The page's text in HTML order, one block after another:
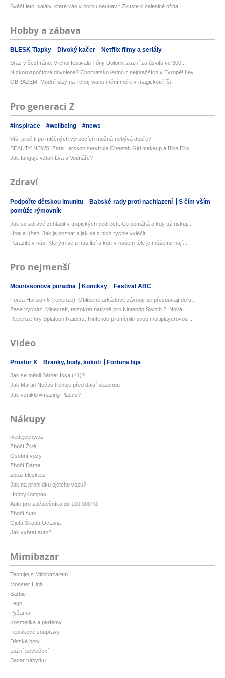
Svěží letní saláty, které vás v horku neunaví: Zkuste k zelenině přida...
Hobby a zábava
BLESK Tlapky Divoký kačer Netflix filmy a seriály
Sraz v šest ráno. Vrchol festivalu Tóny Dolomit zazní za úsvitu ve 300...
Nízkorozpočtová dovolená? Chorvatsko jedno z nejdražších v Evropě! Lev...
OBRAZEM: Modré slzy na Tchaj-wanu mění moře v magickou říši
Pro generaci Z
#inspirace #wellbeing #news
Víš, proč ti po mléčných výrobcích možná nebývá dobře?
BEAUTY NEWS: Zara Larsson servíruje Cheetah Girl makeup a Billie Eilis...
Jak funguje vztah Lva a Vodnáře?
Zdraví
Podpořte dětskou imunitu Babské rady proti nachlazení
S čím vším
pomůže rýmovník
Jak se zdravě zchladit v tropických vedrech: Co pomáhá a kdy už riskuj...
Úpal a úžeh: Jak je poznat a jak se z nich rychle vyléčit
Parazité v nás: Kterým se u nás líbí a kde v našem těle je můžeme nají...
Pro nejmenší
Mourissonova poradna Komiksy Festival ABC
Forza Horizon 6 (recenze): Oblíbené arkádové závody se přesouvají do u...
Zase vychází Minecraft, tentokrát nativně pro Nintendo Switch 2. Nová ...
Recenze hry Splatoon Raiders. Nintendo proměnilo svou multiplayerovou ...
Video
Prostor X Branky, body, kokoti Fortuna liga
Jak se měnil Sámer Issa (41)?
Jak Martin Nečas trénuje před další sezonou
Jak vzniklo Amazing Places?
Nákupy
hledejceny.cz
Zboží Živě
Osobní vozy
Zboží Dáma
zbozi.blesk.cz
Jak na prohlídku ojetého vozu?
HobbyKompas
Auto pro začátečníka do 100 000 Kč
Zboží Auto
Ojetá Škoda Octavia
Jak vybrat auto?
Mimibazar
Testujte s Mimibazarem
Monster High
Barbie
Lego
Pyžama
Kosmetika a parfémy
Teplákové soupravy
Dětské boty
Ložní povlečení
Bazar nábytku